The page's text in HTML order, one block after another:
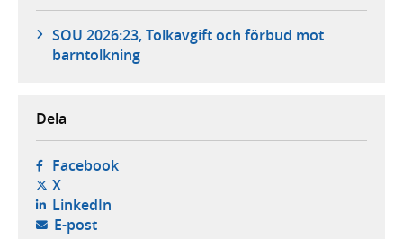
SOU 2026:23, Tolkavgift och förbud mot
barntolkning
Dela
Facebook- öppnas i ny flik, extern webbplats,
X- öppnas i ny flik, extern webbplats,
LinkedIn- öppnas i ny flik, extern webbplats,
E-post- öppnar din e-postklient,